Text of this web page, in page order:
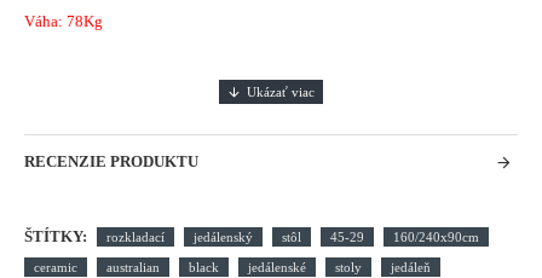
Váha: 78Kg
RECENZIE PRODUKTU
ŠTÍTKY: rozkladací jedálenský stôl 45-29 160/240x90cm
ceramic australian black jedálenské stoly jedáleň